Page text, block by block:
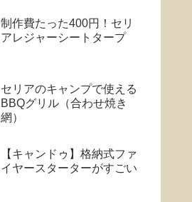
制作費たった400円！セリ
アレジャーシートタープ
セリアのキャンプで使える
BBQグリル（合わせ焼き
網）
【キャンドゥ】格納式ファ
イヤースターターがすごい